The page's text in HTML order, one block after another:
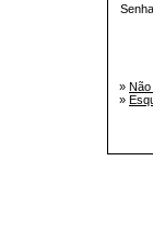
Senha
»
»